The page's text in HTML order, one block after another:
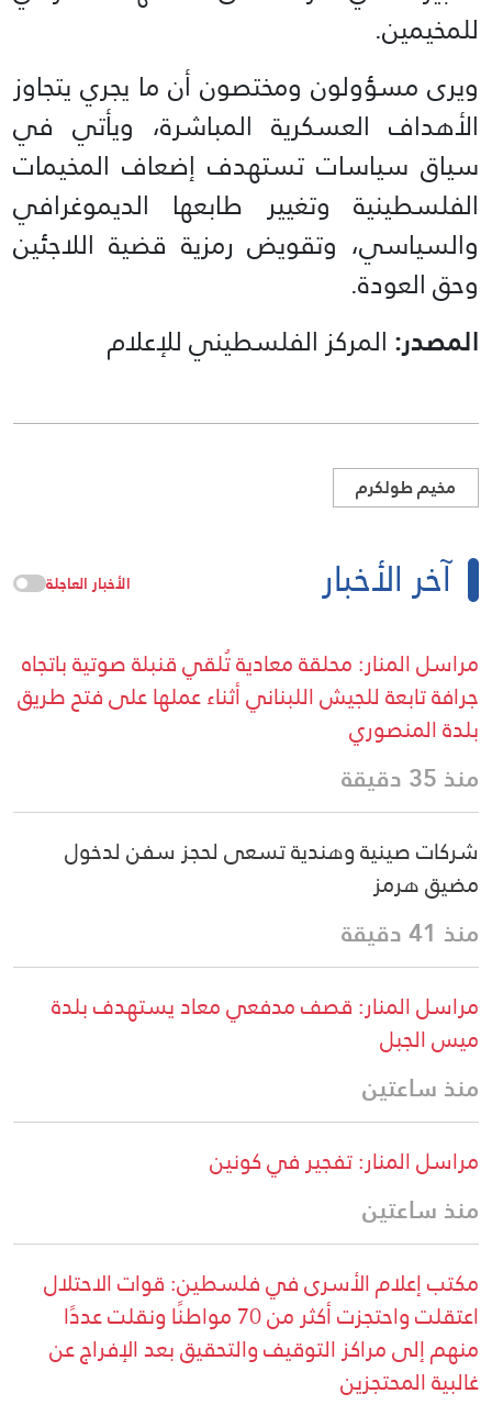
للمخيمين.
ويرى مسؤولون ومختصون أن ما يجري يتجاوز
الأهداف العسكرية المباشرة، ويأتي في
سياق سياسات تستهدف إضعاف المخيمات
الفلسطينية وتغيير طابعها الديموغرافي
والسياسي، وتقويض رمزية قضية اللاجئين
وحق العودة.
المصدر: المركز الفلسطيني للإعلام
مخيم طولكرم
آخر الأخبار الأخبار العاجلة
مراسل المنار: محلقة معادية تُلقي قنبلة صوتية باتجاه
جرافة تابعة للجيش اللبناني أثناء عملها على فتح طريق
بلدة المنصوري
منذ 35 دقيقة
شركات صينية وهندية تسعى لحجز سفن لدخول
مضيق هرمز
منذ 41 دقيقة
مراسل المنار: قصف مدفعي معاد يستهدف بلدة
ميس الجبل
منذ ساعتين
مراسل المنار: تفجير في كونين
منذ ساعتين
مكتب إعلام الأسرى في فلسطين: قوات الاحتلال
اعتقلت واحتجزت أكثر من 70 مواطنًا ونقلت عددًا
منهم إلى مراكز التوقيف والتحقيق بعد الإفراج عن
غالبية المحتجزين